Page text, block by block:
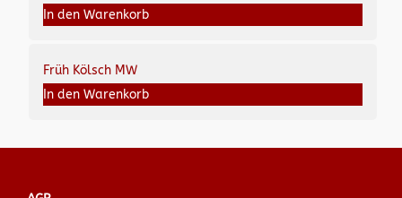
In den Warenkorb
Früh Kölsch MW
In den Warenkorb